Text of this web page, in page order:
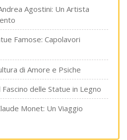
Agostini: Un Artista
Famose: Capolavori
di Amore e Psiche
delle Statue in Legno
Monet: Un Viaggio